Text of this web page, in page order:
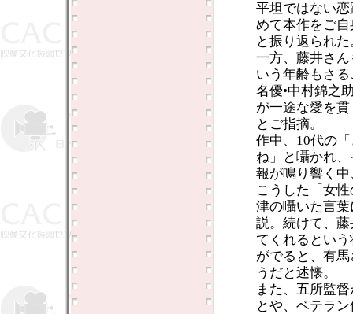
平坦ではない
めて本作をご
と振り返られた
一方、藤井さ
いう年齢もさ
名優•中村錦之
が一途な愛を
とご指摘。
作中、10代の
ね」と囁かれ
報が鳴り響く
こうした「女
津の囁いた言
説。続けて、
てくれるとい
がでると、有
うだと述懐。
また、五所監
とや、ベテラ